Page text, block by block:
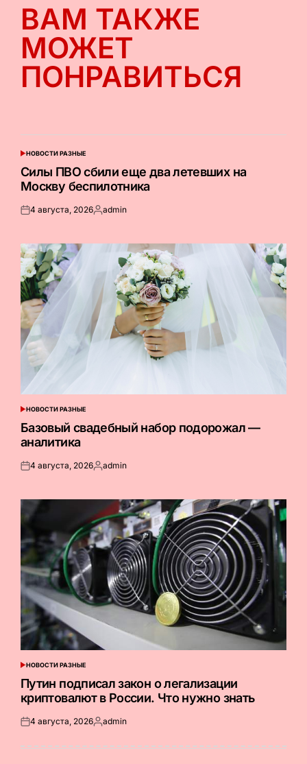
ВАМ ТАКЖЕ
МОЖЕТ
ПОНРАВИТЬСЯ
ОПУБЛИКОВАНО
НОВОСТИ РАЗНЫЕ
Силы ПВО сбили еще два летевших на
Москву беспилотника
Опубликовано
4 августа, 2026Запись
admin
ОПУБЛИКОВАНО
В
НОВОСТИ РАЗНЫЕ
Базовый свадебный набор подорожал —
аналитика
Опубликовано
4 августа, 2026Запись
admin
ОПУБЛИКОВАНО
В
НОВОСТИ РАЗНЫЕ
Путин подписал закон о легализации
криптовалют в России. Что нужно знать
Опубликовано
4 августа, 2026Запись
admin